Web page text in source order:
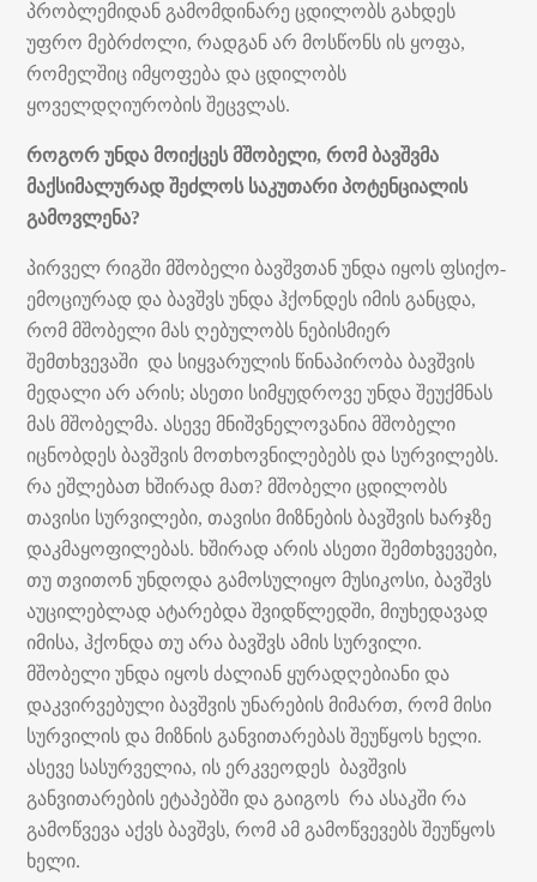
პრობლემიდან გამომდინარე ცდილობს გახდეს
უფრო მებრძოლი, რადგან არ მოსწონს ის ყოფა,
რომელშიც იმყოფება და ცდილობს
ყოველდღიურობის შეცვლას.
როგორ უნდა მოიქცეს მშობელი, რომ ბავშვმა
მაქსიმალურად შეძლოს საკუთარი პოტენციალის
გამოვლენა?
პირველ რიგში მშობელი ბავშვთან უნდა იყოს ფსიქო-
ემოციურად და ბავშვს უნდა ჰქონდეს იმის განცდა,
რომ მშობელი მას ღებულობს ნებისმიერ
შემთხვევაში და სიყვარულის წინაპირობა ბავშვის
მედალი არ არის; ასეთი სიმყუდროვე უნდა შეუქმნას
მას მშობელმა. ასევე მნიშვნელოვანია მშობელი
იცნობდეს ბავშვის მოთხოვნილებებს და სურვილებს.
რა ეშლებათ ხშირად მათ? მშობელი ცდილობს
თავისი სურვილები, თავისი მიზნების ბავშვის ხარჯზე
დაკმაყოფილებას. ხშირად არის ასეთი შემთხვევები,
თუ თვითონ უნდოდა გამოსულიყო მუსიკოსი, ბავშვს
აუცილებლად ატარებდა შვიდწლედში, მიუხედავად
იმისა, ჰქონდა თუ არა ბავშვს ამის სურვილი.
მშობელი უნდა იყოს ძალიან ყურადღებიანი და
დაკვირვებული ბავშვის უნარების მიმართ, რომ მისი
სურვილის და მიზნის განვითარებას შეუწყოს ხელი.
ასევე სასურველია, ის ერკვეოდეს ბავშვის
განვითარების ეტაპებში და გაიგოს რა ასაკში რა
გამოწვევა აქვს ბავშვს, რომ ამ გამოწვევებს შეუწყოს
ხელი.